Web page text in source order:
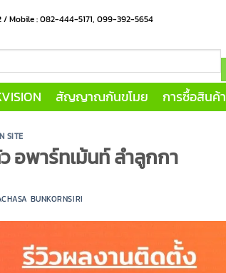
/ Mobile : 082-444-5171, 099-392-5654
สัญญาณกันขโมย การซื้อสินค้า
SITE
อพาร์ทเม้นท์ ลำลูกกา
BUNKORNSIRI